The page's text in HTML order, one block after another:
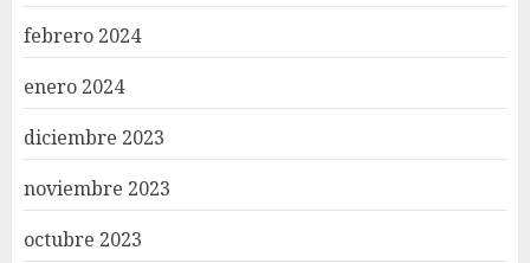
febrero 2024
enero 2024
diciembre 2023
noviembre 2023
octubre 2023